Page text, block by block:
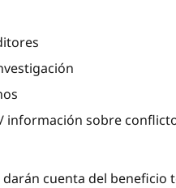
sobre
cuenta del beneficio